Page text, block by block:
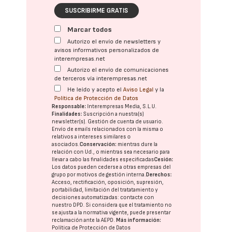
SUSCRIBIRME GRATIS
Marcar todos
Autorizo el envío de newsletters y
avisos informativos personalizados de
interempresas.net
Autorizo el envío de comunicaciones
de terceros vía interempresas.net
He leído y acepto elAviso Legal y la
Política de Protección de Datos
Responsable: Interempresas Media, S.L.U.
Finalidades: Suscripción a nuestra(s)
newsletter(s). Gestión de cuenta de usuario.
Envío de emails relacionados con la misma o
relativos a intereses similares o
asociados.Conservación: mientras dure la
relación con Ud., o mientras sea necesario para
llevar a cabo las finalidades especificadasCesión:
Los datos pueden cederse a otras empresas del
grupo por motivos de gestión interna. Derechos:
Acceso, rectificación, oposición, supresión,
portabilidad, limitación del tratatamiento y
decisiones automatizadas: contacte con
nuestro DPD. Si considera que el tratamiento no
se ajusta a la normativa vigente, puede presentar
reclamación ante laAEPD. Más información:
Política de Protección de Datos